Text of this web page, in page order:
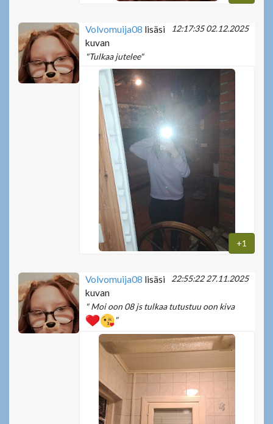
12:17:35 02.12.2025
Volvomuija08 lisäsi
kuvan
"Tulkaa jutelee"
+1
22:55:22 27.11.2025
Volvomuija08 lisäsi
kuvan
" Moi oon 08 js tulkaa tutustuu oon kiva
"